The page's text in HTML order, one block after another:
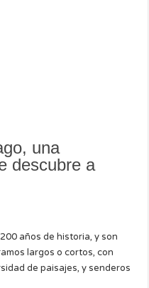
una
descubre a
años de historia, y son
largos o cortos, con
de paisajes, y senderos